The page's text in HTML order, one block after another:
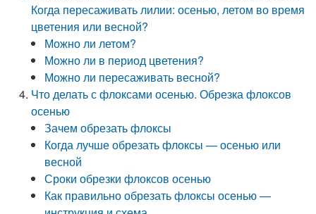
Когда пересаживать лилии: осенью, летом во время
цветения или весной?
Можно ли летом?
Можно ли в период цветения?
Можно ли пересаживать весной?
Что делать с флоксами осенью. Обрезка флоксов
осенью
Зачем обрезать флоксы
Когда лучше обрезать флоксы — осенью или
весной
Сроки обрезки флоксов осенью
Как правильно обрезать флоксы осенью —